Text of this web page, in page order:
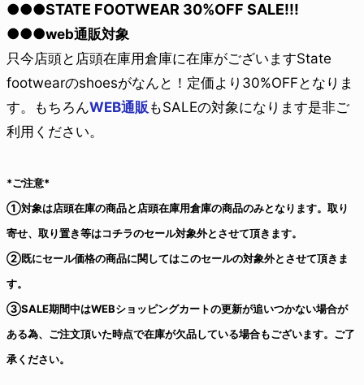
●●●STATE FOOTWEAR 30%OFF SALE!!!
●●●web通販対象
只今店頭と店頭在庫用倉庫に在庫がございますState
footwearのshoesがなんと！定価より30%OFFとなりま
す。もちろんWEB通販 もSALEの対象になります是非ご
利用ください。
*ご注意*
①対象は店頭在庫の商品と店頭在庫用倉庫の商品のみとなります。取り
寄せ、取り置き等はコチラのセール対象外とさせて頂きます。
②既にセール価格の商品に関してはこのセールの対象外とさせて頂きま
す。
③SALE期間中はWEBショッピングカートの更新が追いつかない場合が
ある為、ご注文頂いた時点で在庫が欠品している場合もございます。ご了
承ください。